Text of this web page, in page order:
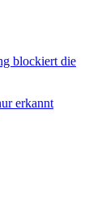
blockiert die
erkannt